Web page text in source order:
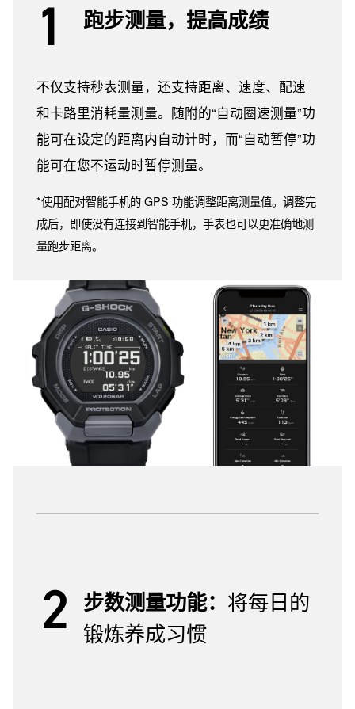
跑步测量，提高成绩
不仅支持秒表测量，还支持距离、速度、配速
和卡路里消耗量测量。随附的“自动圈速测量”功
能可在设定的距离内自动计时，而“自动暂停”功
能可在您不运动时暂停测量。
*使用配对智能手机的 GPS 功能调整距离测量值。调整完
成后，即使没有连接到智能手机，手表也可以更准确地测
量跑步距离。
步数测量功能： 将每日的
锻炼养成习惯